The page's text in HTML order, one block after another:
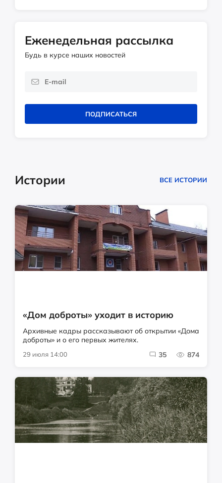
Еженедельная рассылка
Будь в курсе наших новостей
ПОДПИСАТЬСЯ
Истории ВСЕ ИСТОРИИ
«Дом доброты» уходит в историю
Архивные кадры рассказывают об открытии «Дома
доброты» и о его первых жителях.
29 июля 14:00 35 874